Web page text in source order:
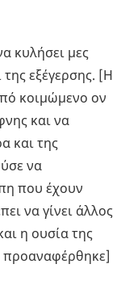
κυλήσει μες
εξέγερσης. [Η
κοιμώμενο ον
και να
και της
να
που έχουν
να γίνει άλλος
η ουσία της
προαναφέρθηκε]